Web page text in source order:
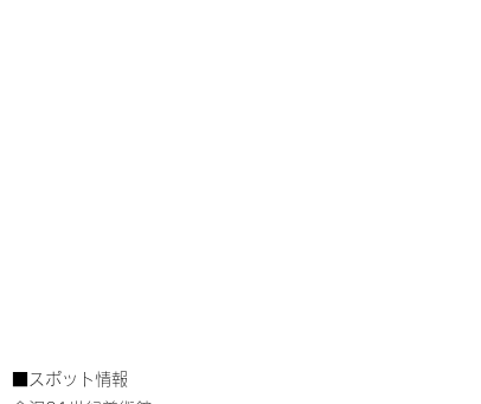
■スポット情報